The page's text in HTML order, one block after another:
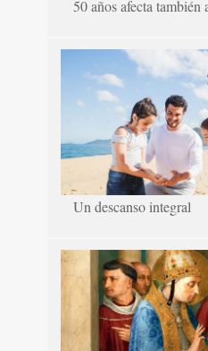
50 años afecta también
Un descanso integral